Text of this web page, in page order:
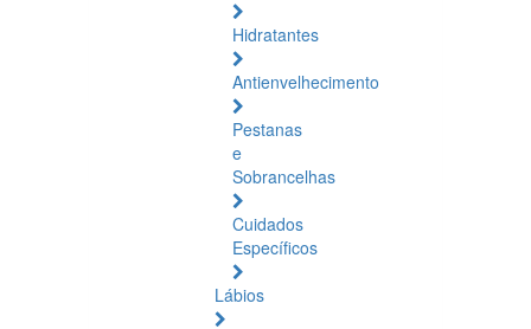
Hidratantes
Antienvelhecimento
Pestanas
e
Sobrancelhas
Cuidados
Específicos
Lábios